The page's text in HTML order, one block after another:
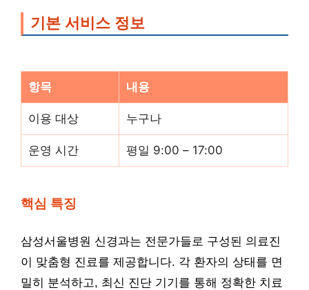
기본 서비스 정보
항목 내용
이용 대상 누구나
운영 시간 평일 9:00 – 17:00
핵심 특징
삼성서울병원 신경과는 전문가들로 구성된 의료진
이 맞춤형 진료를 제공합니다. 각 환자의 상태를 면
밀히 분석하고, 최신 진단 기기를 통해 정확한 치료